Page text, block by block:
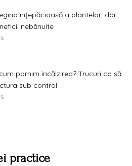
înțepăcioasă a plantelor, dar
nebănuite
pornim încălzirea? Trucuri ca să
sub control
practice